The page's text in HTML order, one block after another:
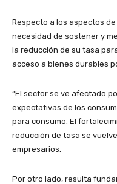
Respecto a los aspectos
necesidad de sostener y
la reducción de su tasa
acceso a bienes durables
“El sector se ve afectado
expectativas de los
para consumo. El
reducción de tasa se
empresarios.
Por otro lado, resulta